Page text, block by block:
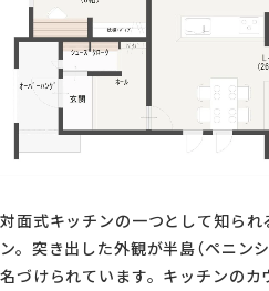
対面式キッチンの一つとして知られ
ン。突き出した外観が半島（ペニン
名づけられています。キッチンの